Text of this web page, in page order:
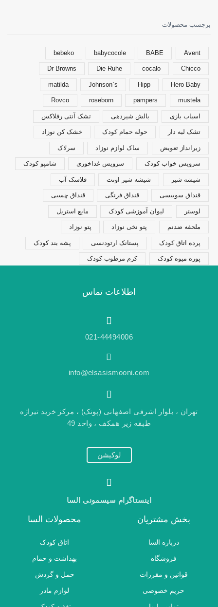
برچسب محصولات
Avent
BABE
babycocole
bebeko
Chicco
cocalo
Die Ruhe
Dr Browns
Hero Baby
Hipp
Johnson`s
matilda
mustela
pampers
roseborn
Rovco
اسباب بازی بالش شیردهی تشک آنتی رفلاکس
تشک لبه دار حوله حمام کودک خشک کن نوزاد
زیرانداز تعویض ساک لوازم نوزاد سرلاک
سرویس خواب کودک سرویس غذاخوری شامپو کودک
شیشه شیر شیشه شیر اونت فلاسک آب
قنداق سوییسی قنداق فرنگی قنداق چسبی
لوستر لیوان آموزشی کودک مایع استریل
ملحفه ضدنم پتو نخی نوزاد پتو نوزاد
پرده اتاق کودک پستانک ارتودنسی پشه بند کودک
پوره میوه کودک کرم مرطوب کودک
اطلاعات تماس
021-44494006
info@elsasismooni.com
تهران ، بلوار اشرفی اصفهانی (پونک) ، مرکز خرید تیراژه
طبقه زیر همکف ، واحد 49
لوکیشن
اینستاگرام سیسمونی السا
بخش مشتریان
درباره السا
فروشگاه
قوانین و مقررات
حریم خصوصی
محصولات السا
اتاق کودک
بهداشت و حمام
حمل و گردش
لوازم مادر